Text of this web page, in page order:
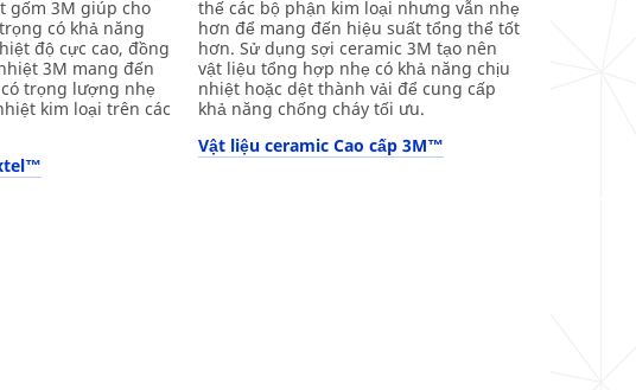
gốm 3M giúp cho
có khả năng
độ cực cao, đồng
3M mang đến
trọng lượng nhẹ
kim loại trên các
thế các bộ phận kim loại nhưng vẫn nhẹ
hơn để mang đến hiệu suất tổng thể tốt
hơn. Sử dụng sợi ceramic 3M tạo nên
vật liệu tổng hợp nhẹ có khả năng chịu
nhiệt hoặc dệt thành vải để cung cấp
khả năng chống cháy tối ưu.
Vật liệu ceramic Cao cấp 3M™